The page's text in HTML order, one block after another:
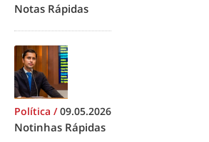
Notas Rápidas
Política /09.05.2026
Notinhas Rápidas